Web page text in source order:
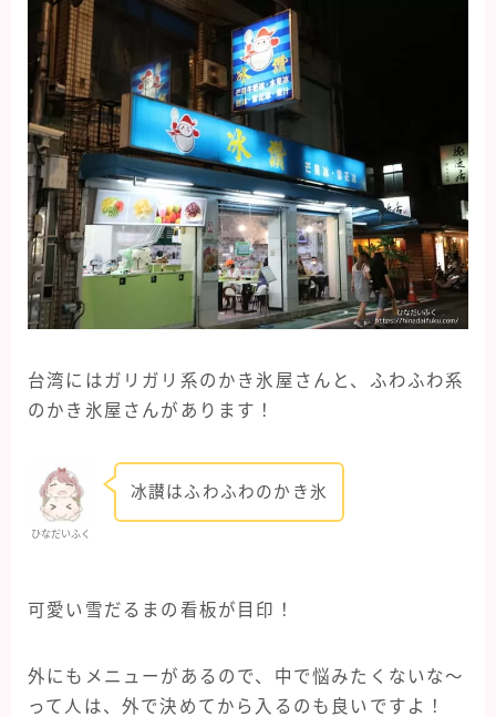
台湾にはガリガリ系のかき氷屋さんと、ふわふわ系
のかき氷屋さんがあります！
ひなだいふく
冰讃はふわふわのかき氷
可愛い雪だるまの看板が目印！
外にもメニューがあるので、中で悩みたくないな〜
って人は、外で決めてから入るのも良いですよ！